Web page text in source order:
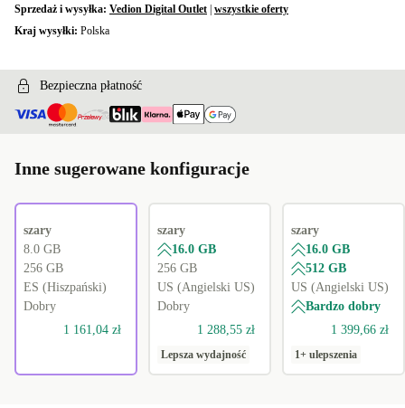
Sprzedaż i wysyłka: Vedion Digital Outlet wszystkie oferty
Kraj wysyłki: Polska
Bezpieczna płatność
Inne sugerowane konfiguracje
szary
8.0 GB
256 GB
ES (Hiszpański)
Dobry
1 161,04 zł
szary
16.0 GB
256 GB
US (Angielski US)
Dobry
1 288,55 zł
Lepsza wydajność
szary
16.0 GB
512 GB
US (Angielski US)
Bardzo dobry
1 399,66 zł
1+ ulepszenia